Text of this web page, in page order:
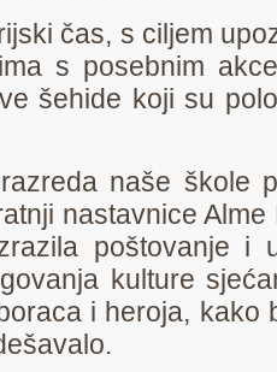
čas, s ciljem
s posebnim
šehide koji su
naše škole
nastavnice
poštovanje i
kulture
i heroja, kako